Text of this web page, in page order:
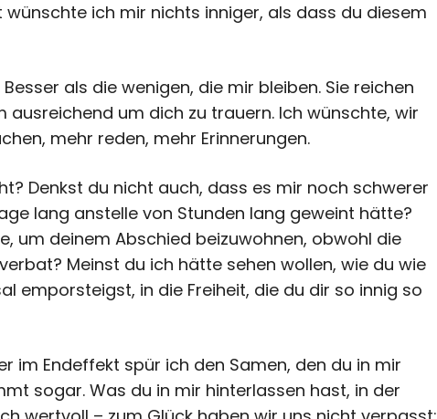
ich mir nichts inniger, als dass du diesem
als die wenigen, die mir bleiben. Sie reichen
ausreichend um dich zu trauern. Ich wünschte, wir
mehr reden, mehr Erinnerungen.
Denkst du nicht auch, dass es mir noch schwerer
lang anstelle von Stunden lang geweint hätte?
um deinem Abschied beizuwohnen, obwohl die
Meinst du ich hätte sehen wollen, wie du wie
emporsteigst, in die Freiheit, die du dir so innig so
im Endeffekt spür ich den Samen, den du in mir
sogar. Was du in mir hinterlassen hast, in der